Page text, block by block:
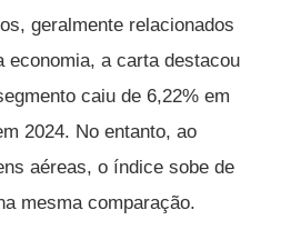
geralmente relacionados
economia, a carta destacou
caiu de 6,22% em
2024. No entanto, ao
aéreas, o índice sobe de
mesma comparação.